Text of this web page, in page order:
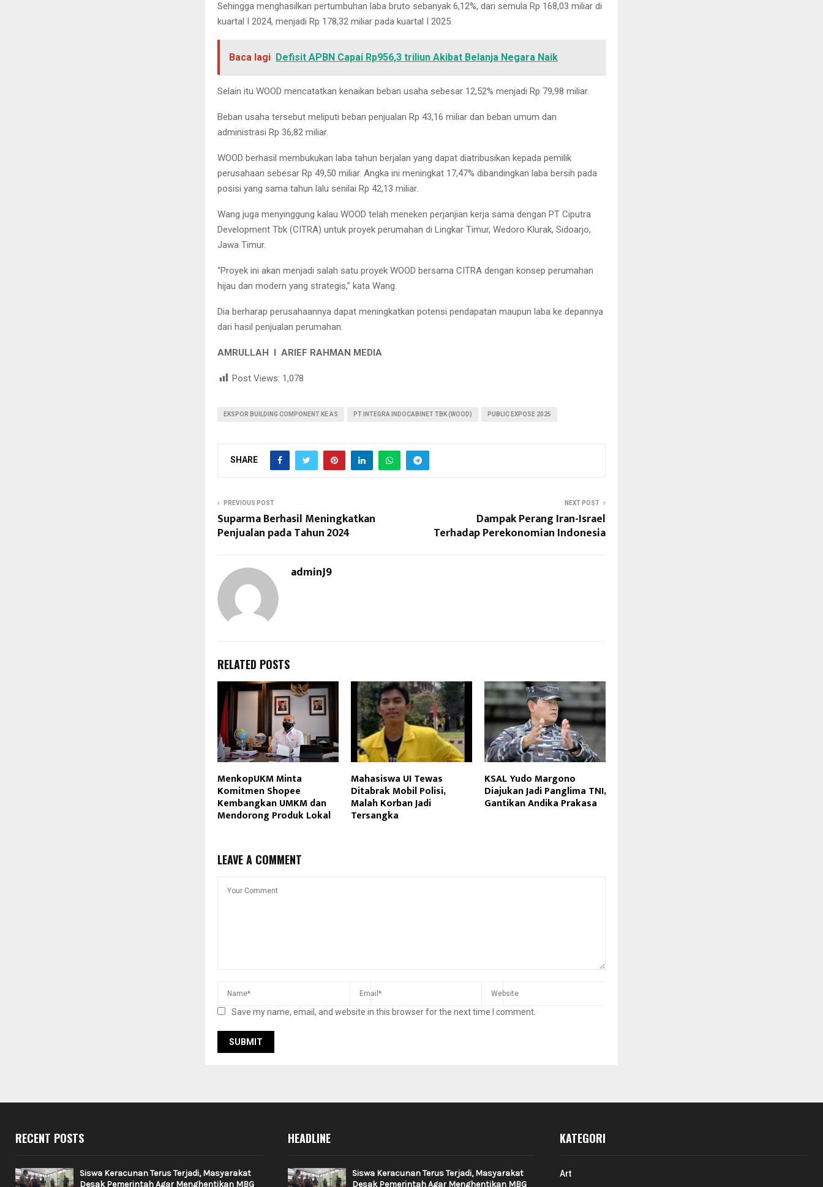
Sehingga menghasilkan pertumbuhan laba bruto sebanyak 6,12%, dari semula Rp 168,03 miliar di
kuartal I 2024, menjadi Rp 178,32 miliar pada kuartal I 2025.
Baca lagi Defisit APBN Capai Rp956,3 triliun Akibat Belanja Negara Naik
Selain itu WOOD mencatatkan kenaikan beban usaha sebesar 12,52% menjadi Rp 79,98 miliar.
Beban usaha tersebut meliputi beban penjualan Rp 43,16 miliar dan beban umum dan
administrasi Rp 36,82 miliar.
WOOD berhasil membukukan laba tahun berjalan yang dapat diatribusikan kepada pemilik
perusahaan sebesar Rp 49,50 miliar. Angka ini meningkat 17,47% dibandingkan laba bersih pada
posisi yang sama tahun lalu senilai Rp 42,13 miliar.
Wang juga menyinggung kalau WOOD telah meneken perjanjian kerja sama dengan PT Ciputra
Development Tbk (CITRA) untuk proyek perumahan di Lingkar Timur, Wedoro Klurak, Sidoarjo,
Jawa Timur.
“Proyek ini akan menjadi salah satu proyek WOOD bersama CITRA dengan konsep perumahan
hijau dan modern yang strategis,” kata Wang.
Dia berharap perusahaannya dapat meningkatkan potensi pendapatan maupun laba ke depannya
dari hasil penjualan perumahan.
AMRULLAH I ARIEF RAHMAN MEDIA
Post Views: 1,078
EKSPOR BUILDING COMPONENT KE AS PT INTEGRA INDOCABINET TBK (WOOD) PUBLIC EXPOSE 2025
SHARE
PREVIOUS POST
Suparma Berhasil Meningkatkan
Penjualan pada Tahun 2024
NEXT POST
Dampak Perang Iran-Israel
Terhadap Perekonomian Indonesia
adminJ9
RELATED POSTS
MenkopUKM Minta
Komitmen Shopee
Kembangkan UMKM dan
Mendorong Produk Lokal
Mahasiswa UI Tewas
Ditabrak Mobil Polisi,
Malah Korban Jadi
Tersangka
KSAL Yudo Margono
Diajukan Jadi Panglima TNI,
Gantikan Andika Prakasa
LEAVE A COMMENT
Save my name, email, and website in this browser for the next time I comment.
RECENT POSTS
Siswa Keracunan Terus Terjadi, Masyarakat
Desak Pemerintah Agar Menghentikan MBG
HEADLINE
Siswa Keracunan Terus Terjadi, Masyarakat
Desak Pemerintah Agar Menghentikan MBG
KATEGORI
Art